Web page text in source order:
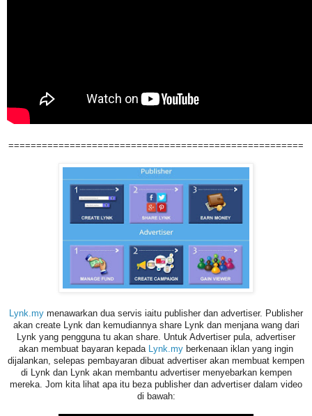
=====================================================
Lynk.my menawarkan dua servis iaitu publisher dan advertiser. Publisher
akan create Lynk dan kemudiannya share Lynk dan menjana wang dari
Lynk yang pengguna tu akan share. Untuk Advertiser pula, advertiser
akan membuat bayaran kepada Lynk.my berkenaan iklan yang ingin
dijalankan, selepas pembayaran dibuat advertiser akan membuat kempen
di Lynk dan Lynk akan membantu advertiser menyebarkan kempen
mereka. Jom kita lihat apa itu beza publisher dan advertiser dalam video
di bawah: